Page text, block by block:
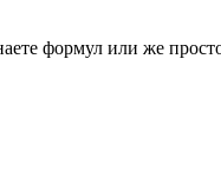
формул или же